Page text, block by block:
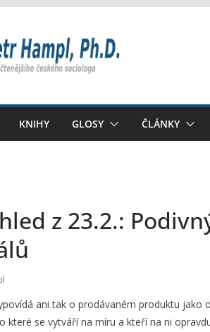
KNIHY GLOSY ČLÁNKY
z 23.2.:
ani tak o prodávaném produktu jako
které se vytváří na míru a kteří na ni